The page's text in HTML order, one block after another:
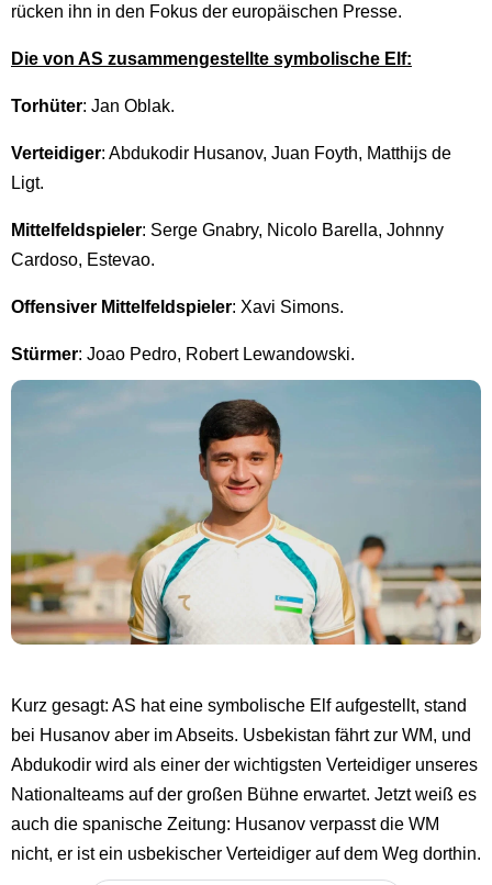
rücken ihn in den Fokus der europäischen Presse.
Die von AS zusammengestellte symbolische Elf:
Torhüter: Jan Oblak.
Verteidiger: Abdukodir Husanov, Juan Foyth, Matthijs de
Ligt.
Mittelfeldspieler: Serge Gnabry, Nicolo Barella, Johnny
Cardoso, Estevao.
Offensiver Mittelfeldspieler: Xavi Simons.
Stürmer: Joao Pedro, Robert Lewandowski.
Kurz gesagt: AS hat eine symbolische Elf aufgestellt, stand
bei Husanov aber im Abseits. Usbekistan fährt zur WM, und
Abdukodir wird als einer der wichtigsten Verteidiger unseres
Nationalteams auf der großen Bühne erwartet. Jetzt weiß es
auch die spanische Zeitung: Husanov verpasst die WM
nicht, er ist ein usbekischer Verteidiger auf dem Weg dorthin.